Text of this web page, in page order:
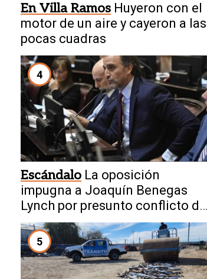
En Villa Ramos Huyeron con el
motor de un aire y cayeron a las
pocas cuadras
4
Escándalo La oposición
impugna a Joaquín Benegas
Lynch por presunto conflicto de
intereses con la ley de tierras
5